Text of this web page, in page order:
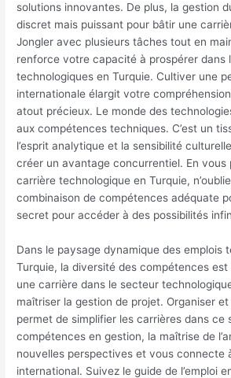
solutions innovantes. De plus, la gestion
discret mais puissant pour bâtir une
Jongler avec plusieurs tâches tout en
renforce votre capacité à prospérer dans
technologiques en Turquie. Cultiver une
internationale élargit votre
atout précieux. Le monde des
aux compétences techniques. C’est un
l’esprit analytique et la sensibilité
créer un avantage concurrentiel. En vous
carrière technologique en Turquie,
combinaison de compétences adéquate
secret pour accéder à des possibilités
Dans le paysage dynamique des emplois
Turquie, la diversité des compétences
une carrière dans le secteur
maîtriser la gestion de projet. Organiser
permet de simplifier les carrières dans ce
compétences en gestion, la maîtrise de
nouvelles perspectives et vous connecte
international. Suivez le guide de l’emploi